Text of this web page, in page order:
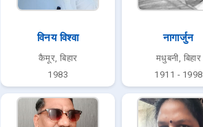
विनय विश्वा
कैमूर, बिहार
1983
नागार्जुन
मधुबनी, बिहार
1911 - 1998